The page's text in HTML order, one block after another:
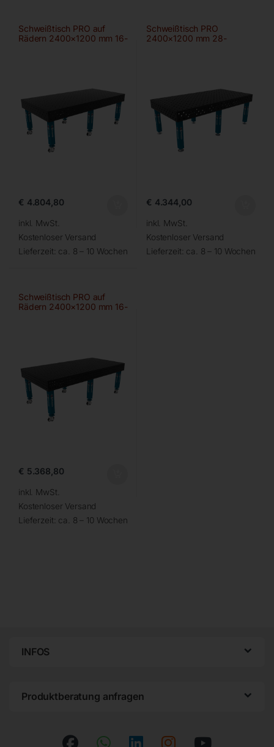
Schweißtisch PRO auf
Rädern 2400×1200 mm 16-
€ 4.804,80
inkl. MwSt.
Kostenloser Versand
Lieferzeit: ca. 8 – 10 Wochen
Schweißtisch PRO
2400×1200 mm 28-
€ 4.344,00
inkl. MwSt.
Kostenloser Versand
Lieferzeit: ca. 8 – 10 Wochen
Schweißtisch PRO auf
Rädern 2400×1200 mm 16-
€ 5.368,80
inkl. MwSt.
Kostenloser Versand
Lieferzeit: ca. 8 – 10 Wochen
INFOS
Produktberatung anfragen